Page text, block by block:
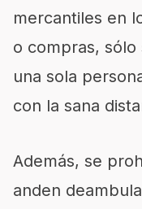
mercantiles en
o compras,
una sola
con la sana
Además, se
anden